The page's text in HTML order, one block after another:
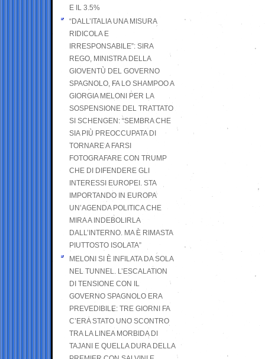
E IL 3.5%
“DALL’ITALIA UNA MISURA
RIDICOLA E
IRRESPONSABILE”: SIRA
REGO, MINISTRA DELLA
GIOVENTÙ DEL GOVERNO
SPAGNOLO, FA LO SHAMPOO A
GIORGIA MELONI PER LA
SOSPENSIONE DEL TRATTATO
SI SCHENGEN: “SEMBRA CHE
SIA PIÙ PREOCCUPATA DI
TORNARE A FARSI
FOTOGRAFARE CON TRUMP
CHE DI DIFENDERE GLI
INTERESSI EUROPEI. STA
IMPORTANDO IN EUROPA
UN’AGENDA POLITICA CHE
MIRA A INDEBOLIRLA
DALL’INTERNO. MA È RIMASTA
PIUTTOSTO ISOLATA”
MELONI SI È INFILATA DA SOLA
NEL TUNNEL. L’ESCALATION
DI TENSIONE CON IL
GOVERNO SPAGNOLO ERA
PREVEDIBILE: TRE GIORNI FA
C’ERA STATO UNO SCONTRO
TRA LA LINEA MORBIDA DI
TAJANI E QUELLA DURA DELLA